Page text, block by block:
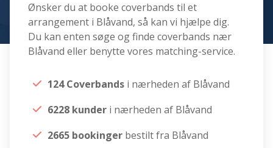
Ønsker du at booke coverbands til et
arrangement i Blåvand, så kan vi hjælpe dig.
Du kan enten søge og finde coverbands nær
Blåvand eller benytte vores matching-service.
124 Coverbands i nærheden af Blåvand
6228 kunder i nærheden af Blåvand
2665 bookinger bestilt fra Blåvand